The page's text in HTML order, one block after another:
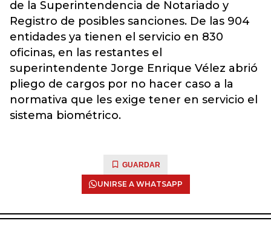
de la Superintendencia de Notariado y
Registro de posibles sanciones. De las 904
entidades ya tienen el servicio en 830
oficinas, en las restantes el
superintendente Jorge Enrique Vélez abrió
pliego de cargos por no hacer caso a la
normativa que les exige tener en servicio el
sistema biométrico.
GUARDAR
UNIRSE A WHATSAPP